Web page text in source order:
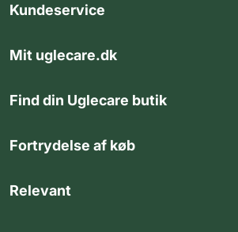
Kundeservice
Mit uglecare.dk
Find din Uglecare butik
Fortrydelse af køb
Relevant